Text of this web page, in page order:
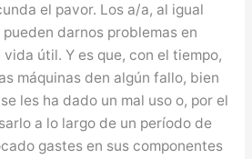
el pavor. Los a/a, al igual
darnos problemas en
útil. Y es que, con el tiempo,
máquinas den algún fallo, bien
les ha dado un mal uso o, por el
a lo largo de un período de
gastes en sus componentes